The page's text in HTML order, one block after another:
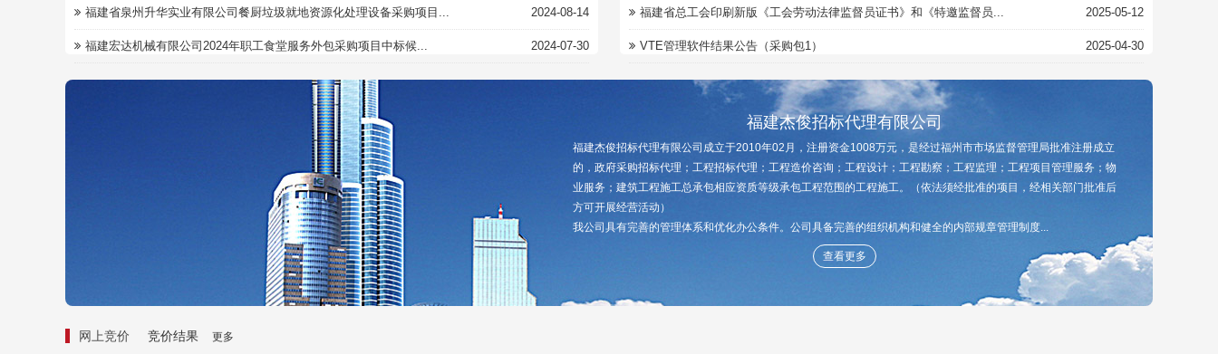
福建省泉州升华实业有限公司餐厨垃圾就地资源化处理设备采购项目... 2024-08-14
福建宏达机械有限公司2024年职工食堂服务外包采购项目中标候... 2024-07-30
福建省总工会印刷新版《工会劳动法律监督员证书》和《特邀监督员... 2025-05-12
VTE管理软件结果公告（采购包1） 2025-04-30
福建杰俊招标代理有限公司
福建杰俊招标代理有限公司成立于2010年02月，注册资金1008万元，是经过福州市市场监督管理局批准注册成立
的，政府采购招标代理；工程招标代理；工程造价咨询；工程设计；工程勘察；工程监理；工程项目管理服务；物
业服务；建筑工程施工总承包相应资质等级承包工程范围的工程施工。（依法须经批准的项目，经相关部门批准后
方可开展经营活动）
我公司具有完善的管理体系和优化办公条件。公司具备完善的组织机构和健全的内部规章管理制度...
查看更多
网上竞价 竞价结果 更多